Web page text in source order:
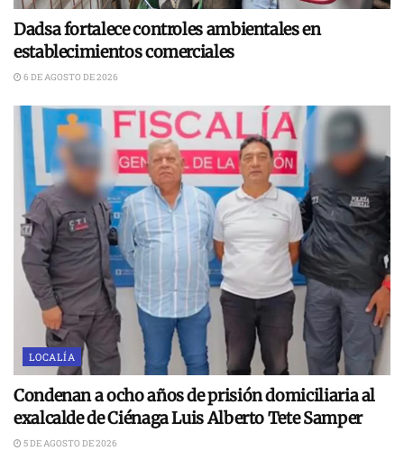
Dadsa fortalece controles ambientales en
establecimientos comerciales
6 DE AGOSTO DE 2026
LOCALÍA
Condenan a ocho años de prisión domiciliaria al
exalcalde de Ciénaga Luis Alberto Tete Samper
5 DE AGOSTO DE 2026